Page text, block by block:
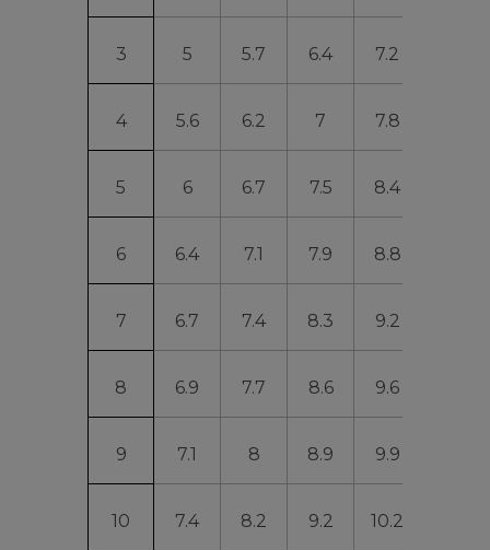
3 5 5.7 6.4 7.2
4 5.6 6.2 7 7.8
5 6 6.7 7.5 8.4
6 6.4 7.1 7.9 8.8
7 6.7 7.4 8.3 9.2
8 6.9 7.7 8.6 9.6
9 7.1 8 8.9 9.9
10 7.4 8.2 9.2 10.2